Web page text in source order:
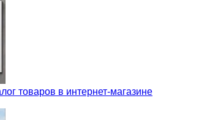
товаров в интернет-магазине